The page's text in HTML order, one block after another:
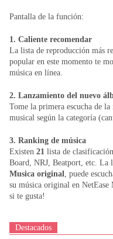
Pantalla de la función:
1. Caliente recomendar
La lista de reproducción más
popular en este momento te
música en línea.
2. Lanzamiento del nuevo
Tome la primera escucha de
musical según la categoría
3. Ranking de música
Existen 21 lista de
Board, NRJ, Beatport, etc. La
Musica original, puede
su música original en NetEase
si te gusta!
Destacados